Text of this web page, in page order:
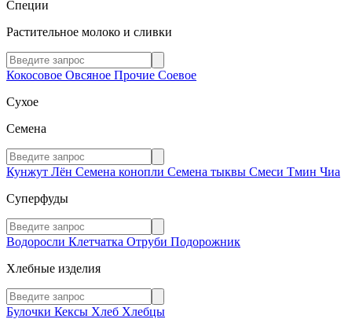
Специи
Растительное молоко и сливки
Кокосовое Овсяное Прочие Соевое
Сухое
Семена
Кунжут Лён Семена конопли Семена тыквы Смеси Тмин Чиа
Суперфуды
Водоросли Клетчатка Отруби Подорожник
Хлебные изделия
Булочки Кексы Хлеб Хлебцы